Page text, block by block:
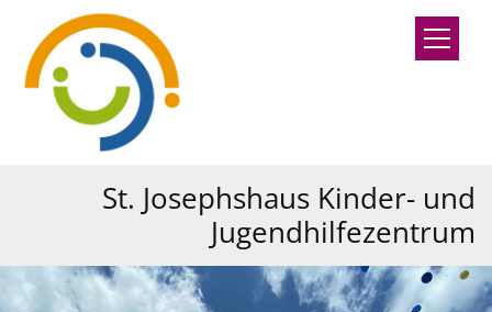
Zum Inhalt springen
St. Josephshaus Kinder- und
Jugendhilfezentrum